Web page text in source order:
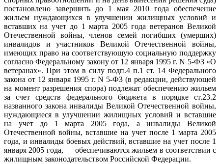
постановлено завершить до 1 мая 2010 года обеспечение
жильем нуждающихся в улучшении жилищных условий и
вставших на учет до 1 марта 2005 года ветеранов Великой
Отечественной войны, членов семей погибших (умерших)
инвалидов и участников Великой Отечественной войны,
имеющих право на соответствующую социальную поддержку
согласно Федеральному закону от 12 января 1995 г. N 5-ФЗ «О
ветеранах». При этом в силу подп.4 п.1 ст. 14 Федерального
закона от 12 января 1995 г. N 5-ФЗ (в редакции, действующей
на момент разрешения спора) подлежат обеспечению жильем
за счет средств федерального бюджета в порядке ст.23.2
названного закона инвалиды Великой Отечественной войны,
нуждающиеся в улучшении жилищных условий и вставшие
на учет до 1 марта 2005 года, а инвалиды Великой
Отечественной войны, вставшие на учет после 1 марта 2005
года, и инвалиды боевых действий, вставшие на учет после 1
января 2005 года, — обеспечиваются жильем в соответствии с
жилищным законодательством Российской Федерации.